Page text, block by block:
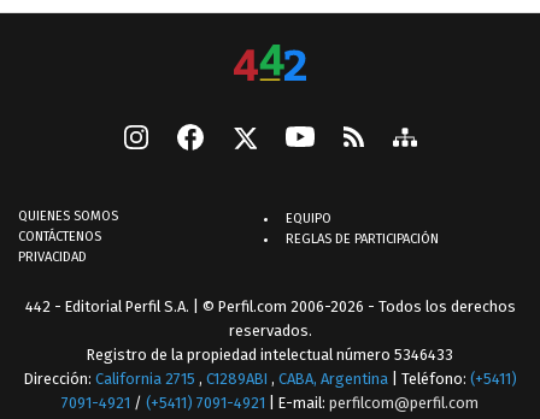
QUIENES SOMOS
CONTÁCTENOS
PRIVACIDAD
EQUIPO
REGLAS DE PARTICIPACIÓN
442 - Editorial Perfil S.A. | © Perfil.com 2006-2026 - Todos los derechos
reservados.
Registro de la propiedad intelectual número 5346433
Dirección: California 2715 , C1289ABI , CABA, Argentina | Teléfono: (+5411)
7091-4921 / (+5411) 7091-4921 | E-mail: perfilcom@perfil.com